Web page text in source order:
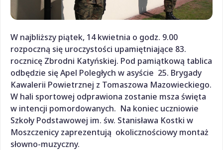
W najbliższy piątek, 14 kwietnia o godz. 9.00
rozpoczną się uroczystości upamiętniające 83.
rocznicę Zbrodni Katyńskiej. Pod pamiątkową tablica
odbędzie się Apel Poległych w asyście 25. Brygady
Kawalerii Powietrznej z Tomaszowa Mazowieckiego.
W hali sportowej odprawiona zostanie msza święta
w intencji pomordowanych. Na koniec uczniowie
Szkoły Podstawowej im. św. Stanisława Kostki w
Moszczenicy zaprezentują okolicznościowy montaż
słowno-muzyczny.